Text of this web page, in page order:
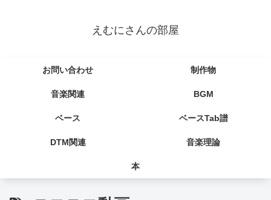
えむにさんの部屋
お問い合わせ 制作物
音楽関連 BGM
ベース ベースTab譜
DTM関連 音楽理論
本